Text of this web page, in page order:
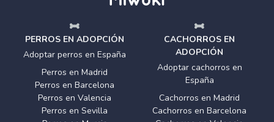
PERROS EN ADOPCIÓN
Adoptar perros en España
Perros en Madrid
Perros en Barcelona
Perros en Valencia
Perros en Sevilla
CACHORROS EN
ADOPCIÓN
Adoptar cachorros en
España
Cachorros en Madrid
Cachorros en Barcelona